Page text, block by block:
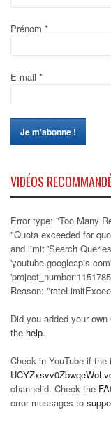
Prénom *
E-mail *
VIDÉOS
Error type: "Too Many
"Quota exceeded for
and limit 'Search
Reason:
Did you added your
the help.
Check in YouTube if the
channelid. Check the
error messages to